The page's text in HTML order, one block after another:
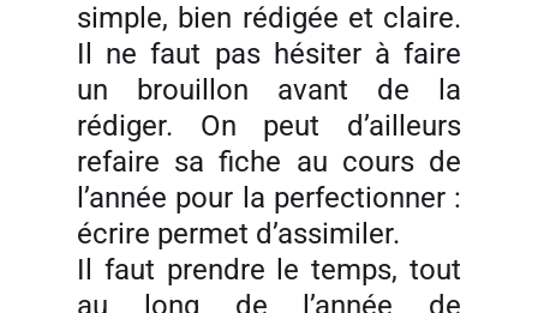
simple, bien rédigée et claire.
Il ne faut pas hésiter à faire
un brouillon avant de la
rédiger. On peut d’ailleurs
refaire sa fiche au cours de
l’année pour la perfectionner :
écrire permet d’assimiler.
Il faut prendre le temps, tout
au long de l’année de